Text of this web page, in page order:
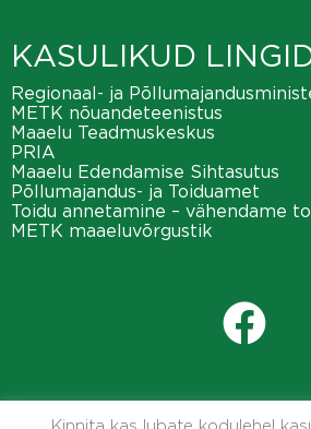
KASULIKUD
Regionaal- ja
METK nõuandeteenistus
Maaelu Teadmuskeskus
PRIA
Maaelu Edendamise Sihtasutus
Põllumajandus- ja Toiduamet
Toidu annetamine – vähendame
METK maaeluvõrgustik
Kinnita kas lubate kodulehel